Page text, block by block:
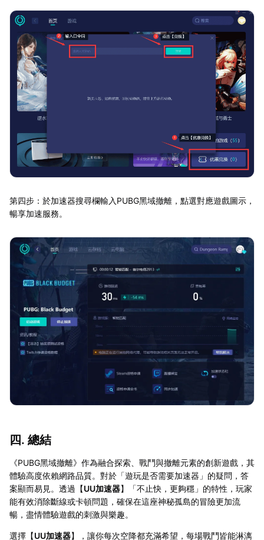
第四步：於加速器搜尋欄輸入PUBG黑域撤離，點選對應遊戲圖示，
暢享加速服務。
四. 總結
《PUBG黑域撤離》作為融合探索、戰鬥與撤離元素的創新遊戲，其
體驗高度依賴網路品質。對於「遊玩是否需要加速器」的疑問，答
案顯而易見。透過【UU加速器】「不止快，更夠穩」的特性，玩家
能有效消除斷線或卡頓問題，確保在這座神秘孤島的冒險更加流
暢，盡情體驗遊戲的刺激與樂趣。
選擇【UU加速器】，讓你每次空降都充滿希望，每場戰鬥皆能淋漓